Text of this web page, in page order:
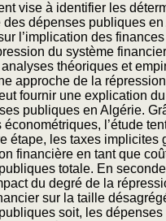
vise à identifier les
des dépenses publiques en
l’implication des
du système
théoriques et
approche de la
fournir une explication
publiques en Algérie.
l’étude
étape, les taxes implicites
financière en tant que
totale. En
du degré de la
sur la taille
soit, les